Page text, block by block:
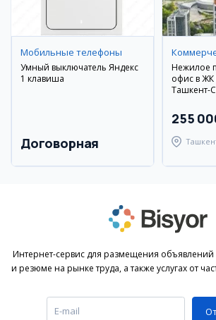
Мобильные телефоны
Умный выключатель Яндекс
1 клавиша
Договорная
Нежилое
офис в ЖК
Ташкент-
255
Интернет-сервис для размещения объявлений
и резюме на рынке труда, а также услугах от